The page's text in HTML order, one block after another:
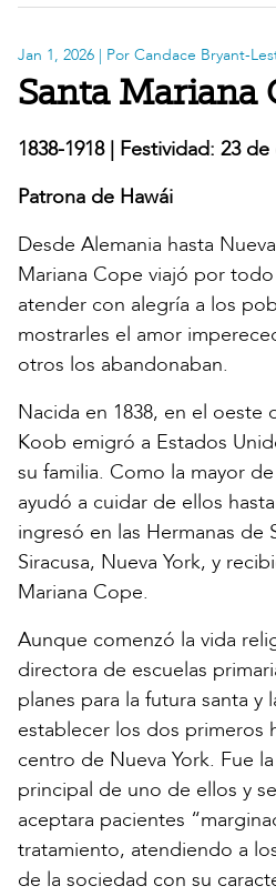
Jan 1, 2026 | Por Candace Bryant-
Santa Mariana
1838-1918 | Festividad: 23
Patrona de Hawái
Desde Alemania hasta
Mariana Cope viajó por
atender con alegría a los
mostrarles el amor
otros los abandonaban.
Nacida en 1838, en el oeste
Koob emigró a Estados
su familia. Como la mayor
ayudó a cuidar de ellos
ingresó en las Hermanas de
Siracusa, Nueva York, y
Mariana Cope.
Aunque comenzó la vida
directora de escuelas
planes para la futura santa y
establecer los dos primeros
centro de Nueva York. Fue
principal de uno de ellos y
aceptara pacientes
tratamiento, atendiendo a
de la sociedad con su